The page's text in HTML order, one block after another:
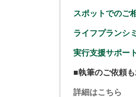
スポットでのご
ライフプランシ
実行支援サポート
■執筆のご依頼
詳細はこちら